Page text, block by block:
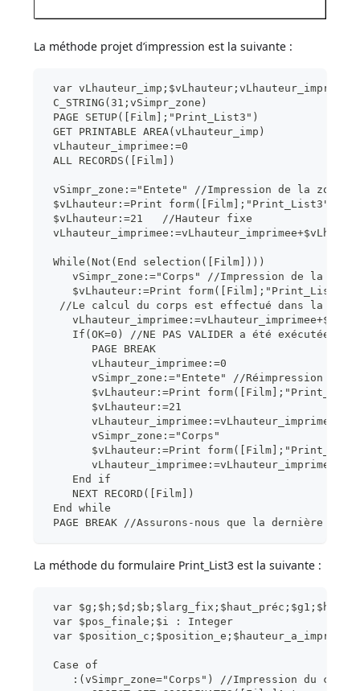
La méthode projet d’impression est la suivante :
var
C_STRING(31;vSimpr_zone)
PAGE SETUP([Film];"Print_List3")
GET PRINTABLE AREA(vLhauteur_imp)
vLhauteur_imprimee:=0
ALL RECORDS([Film])
vSimpr_zone:="Entete" //Impression de la zone
$vLhauteur:=Print
$vLhauteur:=21   //Hauteur fixe
While(Not(End selection([Film])))
vSimpr_zone:="Corps" //Impression de la zone
$vLhauteur:=Print
//Le calcul du corps est effectué dans la
If(OK=0) //NE PAS VALIDER a été exécutée
PAGE BREAK
vLhauteur_imprimee:=0
vSimpr_zone:="Entete" //Réimpression de la
$vLhauteur:=Print
$vLhauteur:=21
vSimpr_zone:="Corps"
$vLhauteur:=Print
End if
NEXT RECORD([Film])
End while
PAGE BREAK //Assurons-nous que la dernière
La méthode du formulaire Print_List3 est la suivante :
var
var $pos_finale;$i : Integer
var
Case of
:(vSimpr_zone="Corps") //Impression du corps